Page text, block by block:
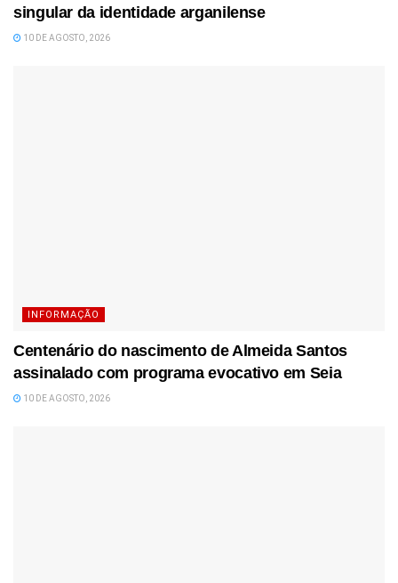
singular da identidade arganilense
10 DE AGOSTO, 2026
INFORMAÇÃO
Centenário do nascimento de Almeida Santos
assinalado com programa evocativo em Seia
10 DE AGOSTO, 2026